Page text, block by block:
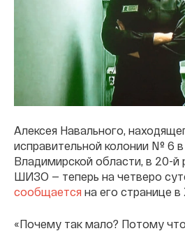
Алексея Навального,
исправительной колонии № 6
Владимирской области, в 20-й
ШИЗО — теперь на четверо
сообщается на его странице
«Почему так мало? Потому